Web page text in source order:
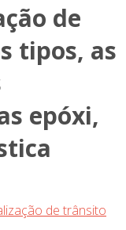
de
tipos, as
epóxi,
de trânsito